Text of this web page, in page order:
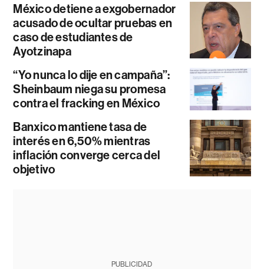
México detiene a exgobernador
acusado de ocultar pruebas en
caso de estudiantes de
Ayotzinapa
“Yo nunca lo dije en campaña”:
Sheinbaum niega su promesa
contra el fracking en México
Banxico mantiene tasa de
interés en 6,50% mientras
inflación converge cerca del
objetivo
PUBLICIDAD